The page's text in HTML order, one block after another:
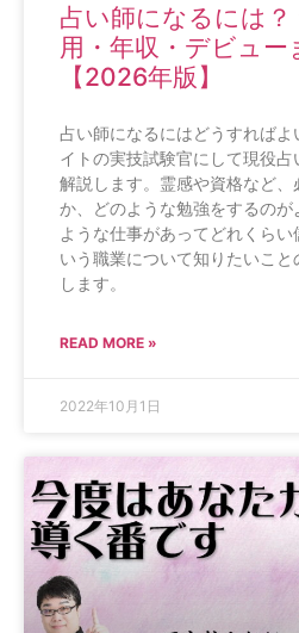
占い師になるには？
用・年収・デビュー
【2026年版】
占い師になるにはどうすれば
イトの実技試験官にして現役占
解説します。霊感や資格など
か、どのような勉強をするの
ような仕事があってどれくらい
いう職業について知りたいこと
します。
READ MORE »
2022年10月1日